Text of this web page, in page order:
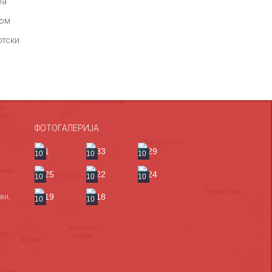
ФОТОГАЛЕРИЈА
10 10 10
10 10 10
10 10